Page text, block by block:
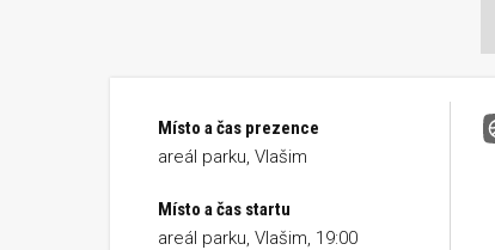
Místo a čas prezence
areál parku, Vlašim
Místo a čas startu
areál parku, Vlašim, 19:00